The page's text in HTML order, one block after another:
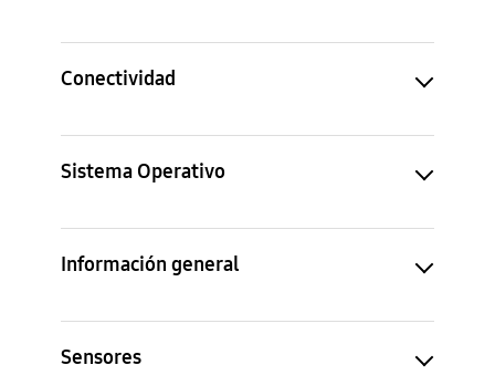
Conectividad
Sistema Operativo
Información general
Sensores